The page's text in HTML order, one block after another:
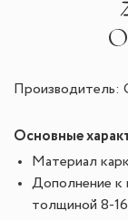
Производитель:
Основные
Материал
Дополнение к
толщиной 8-